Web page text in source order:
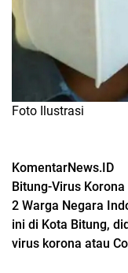
Foto Ilustrasi
KomentarNews.ID
Bitung-Virus
2 Warga Negara
ini di Kota Bitung,
virus korona atau